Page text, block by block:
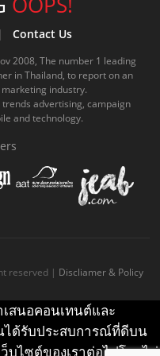
a
g
r
a
.
o
k
.
c
m
Contact Us
2008, The number 1 leading
in Thailand, to report on an
industry.
advertising, campaign
and technology.
reserved | Discliamer & Policy
สนอคอนเทนต์และ
ด้รับประสบการณ์ที่ดีบน
บไซต์ของเราต่อไปโดยไม่